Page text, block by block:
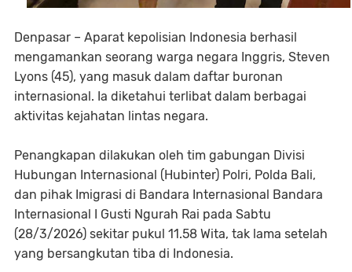
Denpasar – Aparat kepolisian Indonesia berhasil
mengamankan seorang warga negara Inggris, Steven
Lyons (45), yang masuk dalam daftar buronan
internasional. Ia diketahui terlibat dalam berbagai
aktivitas kejahatan lintas negara.
Penangkapan dilakukan oleh tim gabungan Divisi
Hubungan Internasional (Hubinter) Polri, Polda Bali,
dan pihak Imigrasi di Bandara Internasional Bandara
Internasional I Gusti Ngurah Rai pada Sabtu
(28/3/2026) sekitar pukul 11.58 Wita, tak lama setelah
yang bersangkutan tiba di Indonesia.